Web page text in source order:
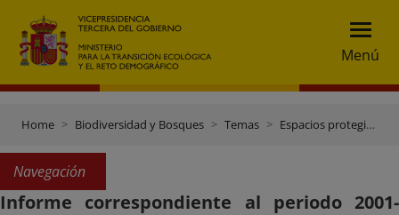
Menú
Home Biodiversidad y Bosques Temas Espacios protegidos
Navegación
Informe correspondiente al periodo 2001-